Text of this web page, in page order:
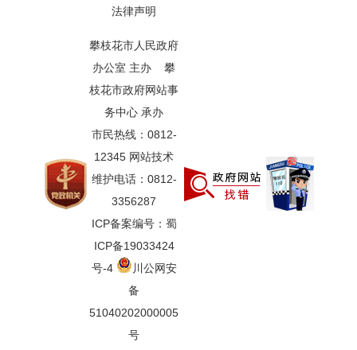
法律声明
攀枝花市人民政府
办公室 主办 攀
枝花市政府网站事
务中心 承办
市民热线：0812-
12345 网站技术
维护电话：0812-
3356287
ICP备案编号：蜀
ICP备19033424
号-4
川公网安
备
51040202000005
号